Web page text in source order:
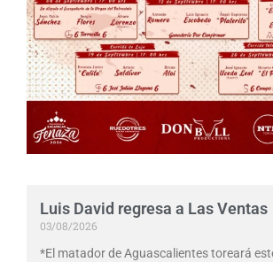
Luis David regresa a Las Ventas
03/08/2026
*El matador de Aguascalientes toreará